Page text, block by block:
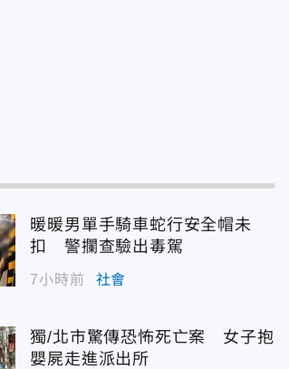
暖暖男單手騎車蛇行安全帽未
扣 警攔查驗出毒駕
7小時前 社會
獨/北市驚傳恐怖死亡案 女子抱
嬰屍走進派出所